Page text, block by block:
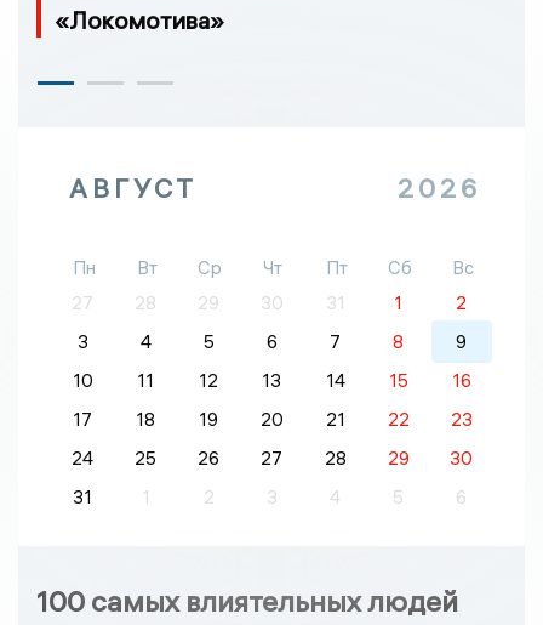
«Локомотива»
АВГУСТ 2026
Пн Вт Ср Чт Пт Сб
Вс
27
28 29 30 31 1
2
3
4 5 6 7 8
9
10
11 12 13 14 15
16
17
18 19 20 21 22
23
24
25 26 27 28 29
30
31
1 2 3 4 5 6
100 самых влиятельных людей